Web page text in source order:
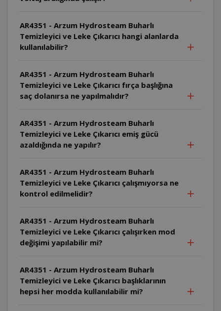
AR4351 - Arzum Hydrosteam Buharlı
Temizleyici ve Leke Çıkarıcı hangi alanlarda
kullanılabilir?
AR4351 - Arzum Hydrosteam Buharlı
Temizleyici ve Leke Çıkarıcı fırça başlığına
saç dolanırsa ne yapılmalıdır?
AR4351 - Arzum Hydrosteam Buharlı
Temizleyici ve Leke Çıkarıcı emiş gücü
azaldığında ne yapılır?
AR4351 - Arzum Hydrosteam Buharlı
Temizleyici ve Leke Çıkarıcı çalışmıyorsa ne
kontrol edilmelidir?
AR4351 - Arzum Hydrosteam Buharlı
Temizleyici ve Leke Çıkarıcı çalışırken mod
değişimi yapılabilir mi?
AR4351 - Arzum Hydrosteam Buharlı
Temizleyici ve Leke Çıkarıcı başlıklarının
hepsi her modda kullanılabilir mi?